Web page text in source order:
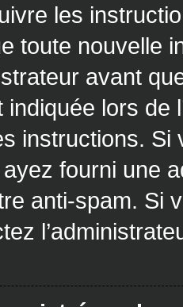
les
toute nouvelle
avant
indiquée lors de
instructions. Si
fourni une
anti-spam. Si